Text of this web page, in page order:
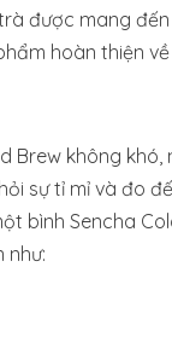
được mang
hoàn thiện
Brew không
sự tỉ mỉ và đo
bình Sencha
như: